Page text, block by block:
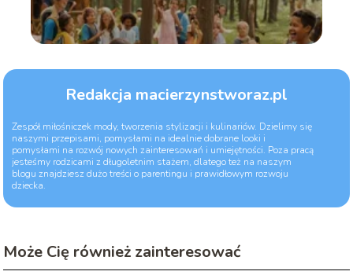
Redakcja macierzynstworaz.pl
Zespół miłośniczek mody, tworzenia stylizacji i kulinariów. Dzielimy się
naszymi przepisami, pomysłami na idealnie dobrane looki i
pomysłami na rozwój nowych zainteresowań i umiejętności. Poza pracą
jesteśmy rodzicami z długoletnim stażem, dlatego też na naszym
blogu znajdziesz dużo treści o parentingu i prawidłowym rozwoju
dziecka.
Może Cię również zainteresować